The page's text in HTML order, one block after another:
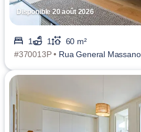
Disponible 20 août 2026
1 1
60 m²
#370013P • Rua General